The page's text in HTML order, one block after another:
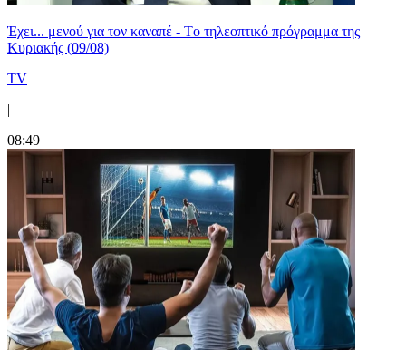
Έχει... μενού για τον καναπέ - Tο τηλεοπτικό πρόγραμμα της
Κυριακής (09/08)
TV
|
08:49